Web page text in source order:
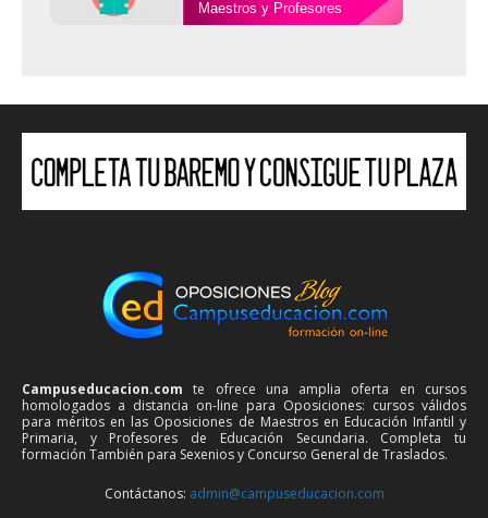
Maestros y Profesores
Campuseducacion.com te ofrece una amplia oferta en cursos
homologados a distancia on-line para Oposiciones: cursos válidos
para méritos en las Oposiciones de Maestros en Educación Infantil y
Primaria, y Profesores de Educación Secundaria. Completa tu
formación También para Sexenios y Concurso General de Traslados.
Contáctanos: admin@campuseducacion.com